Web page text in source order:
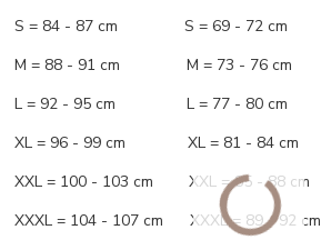
S = 84 - 87 cm S = 69 - 72 cm
M = 88 - 91 cm M = 73 - 76 cm
L = 92 - 95 cm L = 77 - 80 cm
XL = 96 - 99 cm XL = 81 - 84 cm
XXL = 100 - 103 cm XXL = 85 - 88 cm
XXXL = 104 - 107 cm XXXL = 89 - 92 cm